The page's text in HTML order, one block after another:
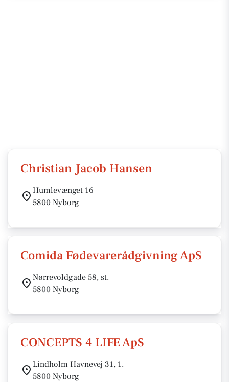
Christian Jacob Hansen
Humlevænget 16
5800 Nyborg
Comida Fødevarerådgivning ApS
Nørrevoldgade 58, st.
5800 Nyborg
CONCEPTS 4 LIFE ApS
Lindholm Havnevej 31, 1.
5800 Nyborg